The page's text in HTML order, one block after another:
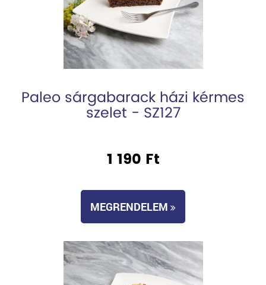
Paleo sárgabarack házi kérmes
szelet - SZ127
1 190 Ft
MEGRENDELEM